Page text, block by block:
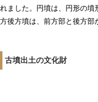
れました。円墳は、円形の
方後方墳は、前方部と後方部
古墳出土の文化財